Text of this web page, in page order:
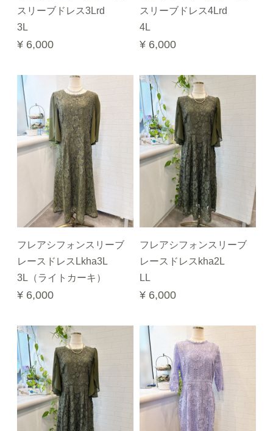
スリーブドレス3Lrd
3L
¥ 6,000
スリーブドレス4Lrd
4L
¥ 6,000
フレアシフォンスリーブ
レースドレスLkha3L
3L（ライトカーキ）
¥ 6,000
フレアシフォンスリーブ
レースドレスkha2L
LL
¥ 6,000